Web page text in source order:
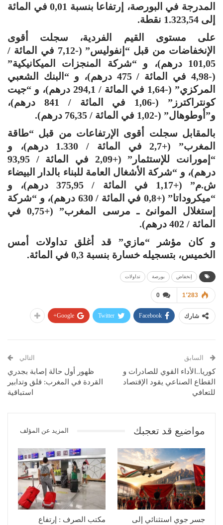
المدرجة في البورصة، إرتفاعا بنسبة 0,01 في المائة
إلى 1.323,54 نقطة.
على مستوى القيم الفردية، سجلت أقوى
الإنخفاضات من قبل “إنفوليس” (-7,12 في المائة /
101,05 درهم)، و “شركة المنجزات الميكانيكية”
(-4,98 في المائة / 475 درهم)، و “البنك الشعبي
المركزي” (-1,64 في المائة / 294,1 درهم)، و “جيت
كونتراكترز” (-1,06 في المائة / 841 درهم)،
و”أوطوهال” (-1,02 في المائة / 76,35 درهم).
بالمقابل سجلت أقوى الإرتفاعات من قبل “طاقة
المغرب” (+2,7 في المائة / 1.330 درهم)، و
“إمورانت للإستثمار” (+2,09 في المائة / 93,95
درهم)، و “شركة الأشغال العامة للبناء بالدار البيضاء
ش.م” (+1,17 في المائة / 375,95 درهم)، و
“ميكروداتا” (+0,8 في المائة / 630 درهم)، و “شركة
إستغلال الموانئ ـ مرسى المغرب” (+0,75 في
المائة / 402 درهم).
و كان مؤشر “مازي” قد أغلق تداولات أمس
الخميس، بتسجيله خسارة بنسبة 0,3 في المائة.
إنخفاض بورصة تداولات
0 1٬283
شارك Facebook
Twitter
Google+
السابق
كوريا..الأداء القوي للصادرات و
القطاع الصناعي يقود الإقتصاد
للتعافي
التالي
ظهور أول حالة إصابة بجدري
القردة في المغرب: قلق وتدابير
استباقية
مواضيع قد تعجبك المزيد عن المؤلف
جسر جوي استثنائي إلى مكتب الصرف : إرتفاع